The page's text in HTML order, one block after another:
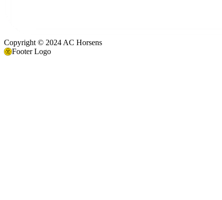
Copyright © 2024 AC Horsens
Footer Logo